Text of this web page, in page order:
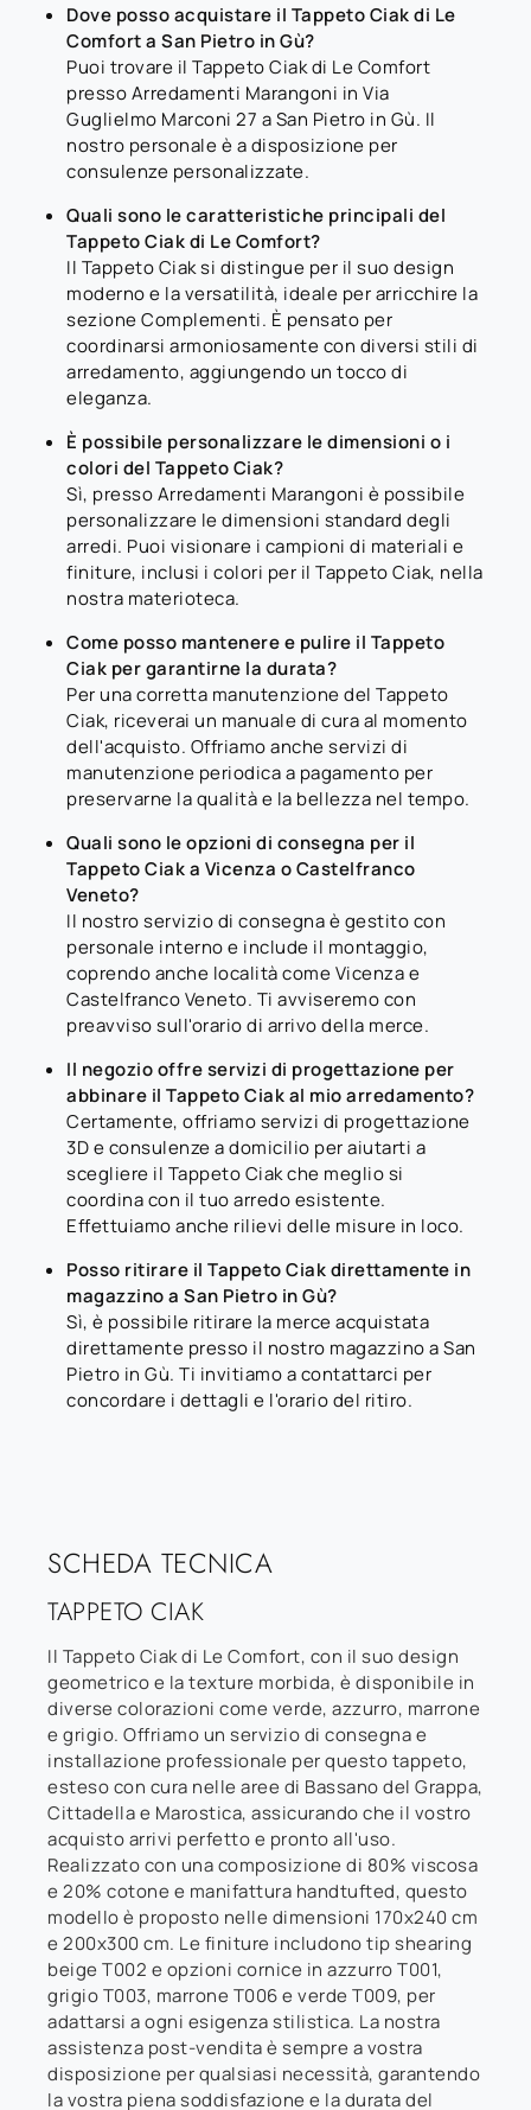
Dove posso acquistare il Tappeto Ciak di Le
Comfort a San Pietro in Gù?
Puoi trovare il Tappeto Ciak di Le Comfort
presso Arredamenti Marangoni in Via
Guglielmo Marconi 27 a San Pietro in Gù. Il
nostro personale è a disposizione per
consulenze personalizzate.
Quali sono le caratteristiche principali del
Tappeto Ciak di Le Comfort?
Il Tappeto Ciak si distingue per il suo design
moderno e la versatilità, ideale per arricchire la
sezione Complementi. È pensato per
coordinarsi armoniosamente con diversi stili di
arredamento, aggiungendo un tocco di
eleganza.
È possibile personalizzare le dimensioni o i
colori del Tappeto Ciak?
Sì, presso Arredamenti Marangoni è possibile
personalizzare le dimensioni standard degli
arredi. Puoi visionare i campioni di materiali e
finiture, inclusi i colori per il Tappeto Ciak, nella
nostra materioteca.
Come posso mantenere e pulire il Tappeto
Ciak per garantirne la durata?
Per una corretta manutenzione del Tappeto
Ciak, riceverai un manuale di cura al momento
dell'acquisto. Offriamo anche servizi di
manutenzione periodica a pagamento per
preservarne la qualità e la bellezza nel tempo.
Quali sono le opzioni di consegna per il
Tappeto Ciak a Vicenza o Castelfranco
Veneto?
Il nostro servizio di consegna è gestito con
personale interno e include il montaggio,
coprendo anche località come Vicenza e
Castelfranco Veneto. Ti avviseremo con
preavviso sull'orario di arrivo della merce.
Il negozio offre servizi di progettazione per
abbinare il Tappeto Ciak al mio arredamento?
Certamente, offriamo servizi di progettazione
3D e consulenze a domicilio per aiutarti a
scegliere il Tappeto Ciak che meglio si
coordina con il tuo arredo esistente.
Effettuiamo anche rilievi delle misure in loco.
Posso ritirare il Tappeto Ciak direttamente in
magazzino a San Pietro in Gù?
Sì, è possibile ritirare la merce acquistata
direttamente presso il nostro magazzino a San
Pietro in Gù. Ti invitiamo a contattarci per
concordare i dettagli e l'orario del ritiro.
SCHEDA TECNICA
TAPPETO CIAK
Il Tappeto Ciak di Le Comfort, con il suo design
geometrico e la texture morbida, è disponibile in
diverse colorazioni come verde, azzurro, marrone
e grigio. Offriamo un servizio di consegna e
installazione professionale per questo tappeto,
esteso con cura nelle aree di Bassano del Grappa,
Cittadella e Marostica, assicurando che il vostro
acquisto arrivi perfetto e pronto all'uso.
Realizzato con una composizione di 80% viscosa
e 20% cotone e manifattura handtufted, questo
modello è proposto nelle dimensioni 170x240 cm
e 200x300 cm. Le finiture includono tip shearing
beige T002 e opzioni cornice in azzurro T001,
grigio T003, marrone T006 e verde T009, per
adattarsi a ogni esigenza stilistica. La nostra
assistenza post-vendita è sempre a vostra
disposizione per qualsiasi necessità, garantendo
la vostra piena soddisfazione e la durata del